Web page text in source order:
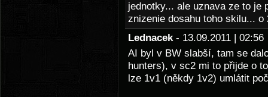
jednotky... ale uznava ze to je
znizenie dosahu toho skilu... o
Lednacek - 13.09.2011 |
AI byl v BW slabší, tam se
hunters), v sc2 mi to přijde o
lze 1v1 (někdy 1v2) umlátit